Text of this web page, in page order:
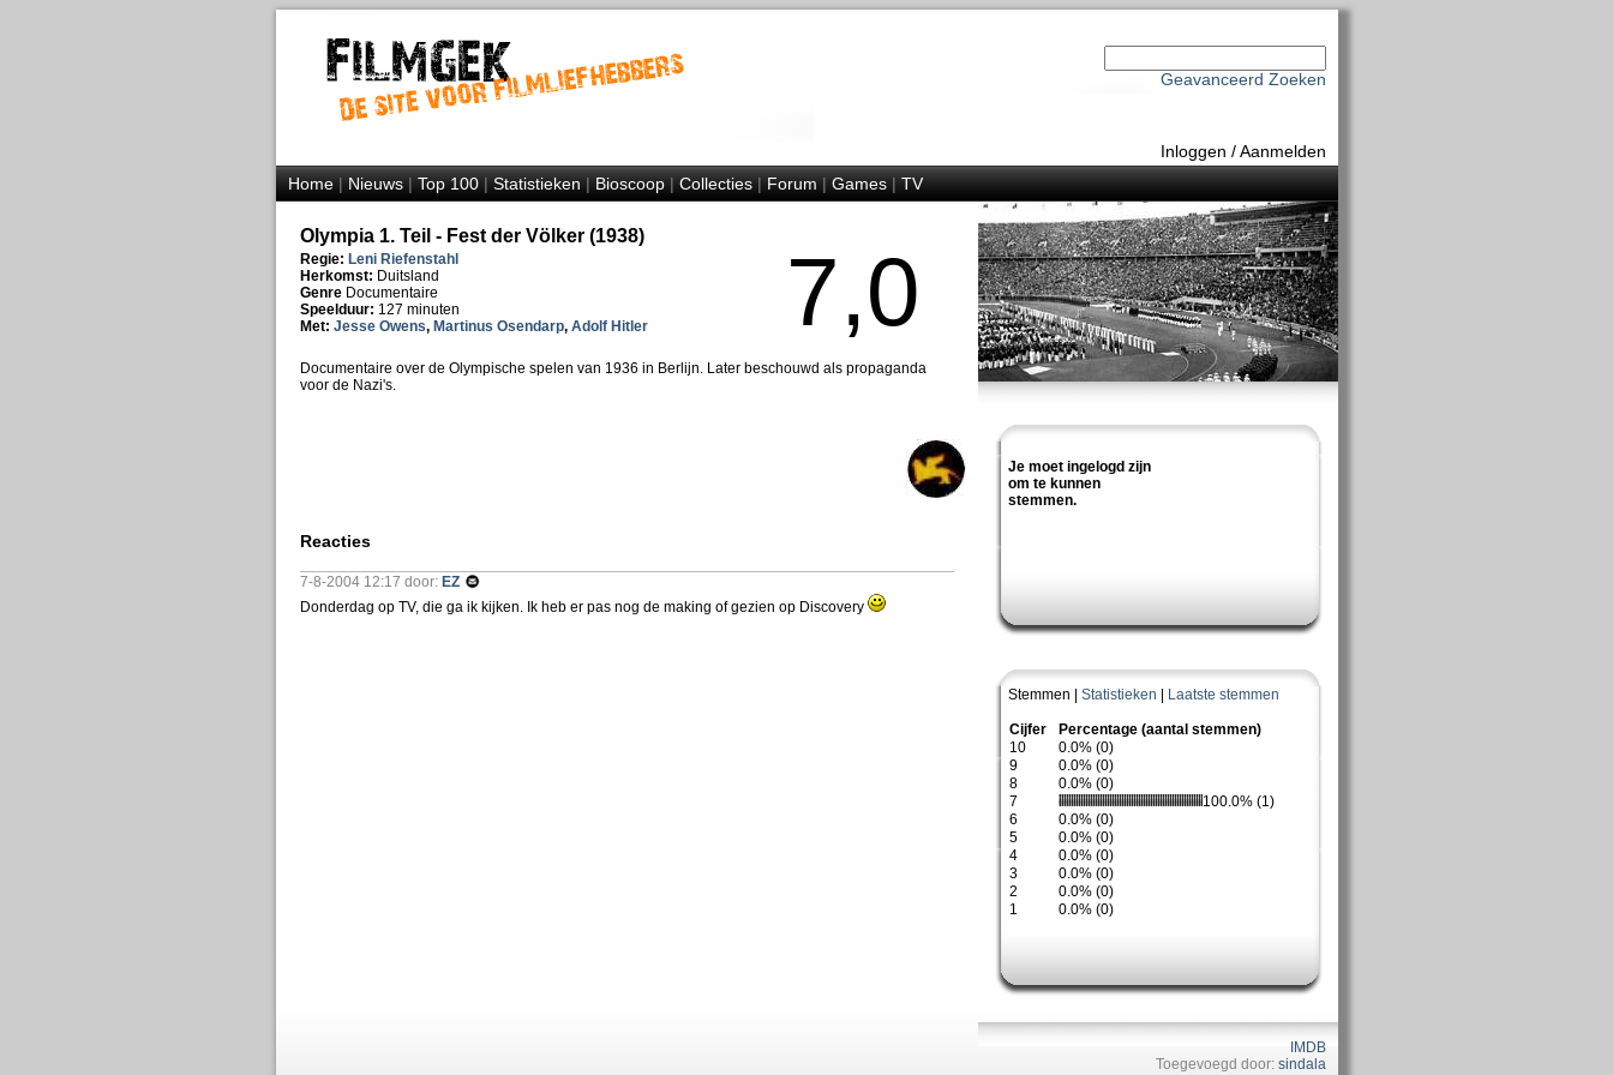
Geavanceerd Zoeken
Inloggen /Aanmelden
Home|Nieuws|Top 100|Statistieken|Bioscoop|Collecties|Forum|Games|TV
Je moet ingelogd zijn
om te kunnen
stemmen.
Stemmen | Statistieken Laatste stemmen
Cijfer
Percentage (aantal stemmen)
10
0.0% (0)
9
0.0% (0)
8
0.0% (0)
7
100.0% (1)
6
0.0% (0)
5
0.0% (0)
4
0.0% (0)
3
0.0% (0)
2
0.0% (0)
1
0.0% (0)
IMDB
Toegevoegd door: sindala
Olympia 1. Teil - Fest der Völker (1938)
Regie: Leni Riefenstahl
Herkomst: Duitsland
Genre Documentaire
Speelduur: 127 minuten
Met: Jesse Owens, Martinus Osendarp, Adolf Hitler 7,0
Documentaire over de Olympische spelen van 1936 in Berlijn. Later beschouwd als propaganda
voor de Nazi's.
Reacties
7-8-2004 12:17 door: EZ
Donderdag op TV, die ga ik kijken. Ik heb er pas nog de making of gezien op Discovery